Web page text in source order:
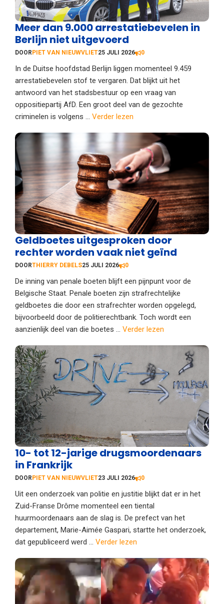
Meer dan 9.000 arrestatiebevelen in
Berlijn niet uitgevoerd
DOOR PIET VAN NIEUWVLIET25 JULI 2026 0
In de Duitse hoofdstad Berlijn liggen momenteel 9.459
arrestatiebevelen stof te vergaren. Dat blijkt uit het
antwoord van het stadsbestuur op een vraag van
oppositiepartij AfD. Een groot deel van de gezochte
criminelen is volgens ... Verder lezen
Geldboetes uitgesproken door
rechter worden vaak niet geïnd
DOORTHIERRY DEBELS25 JULI 2026 0
De inning van penale boeten blijft een pijnpunt voor de
Belgische Staat. Penale boeten zijn strafrechtelijke
geldboetes die door een strafrechter worden opgelegd,
bijvoorbeeld door de politierechtbank. Toch wordt een
aanzienlijk deel van die boetes ... Verder lezen
10- tot 12-jarige drugsmoordenaars
in Frankrijk
DOOR PIET VAN NIEUWVLIET23 JULI 2026 0
Uit een onderzoek van politie en justitie blijkt dat er in het
Zuid-Franse Drôme momenteel een tiental
huurmoordenaars aan de slag is. De prefect van het
departement, Marie-Aimée Gaspari, startte het onderzoek,
dat gepubliceerd werd ... Verder lezen